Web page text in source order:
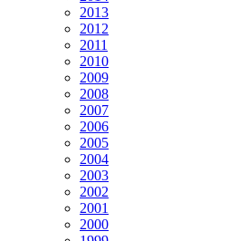
2013
2012
2011
2010
2009
2008
2007
2006
2005
2004
2003
2002
2001
2000